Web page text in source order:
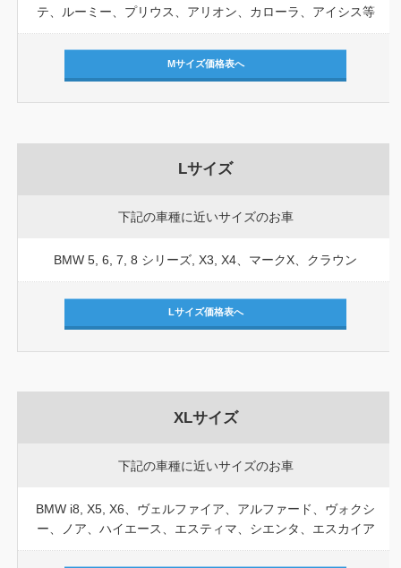
テ、ルーミー、プリウス、アリオン、カローラ、アイシス等
Mサイズ価格表へ
Lサイズ
下記の車種に近いサイズのお車
BMW 5, 6, 7, 8 シリーズ, X3, X4、マークX、クラウン
Lサイズ価格表へ
XLサイズ
下記の車種に近いサイズのお車
BMW i8, X5, X6、ヴェルファイア、アルファード、ヴォクシ
ー、ノア、ハイエース、エスティマ、シエンタ、エスカイア